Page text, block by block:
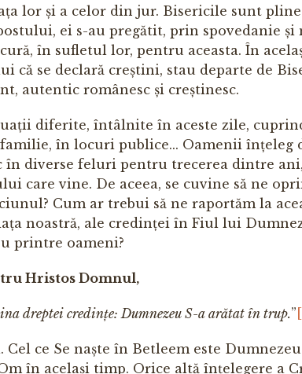
lor și a celor din jur. Bisericile sunt
ei s-au pregătit, prin spo­ve­danie
în sufletul lor, pentru aceasta. În
că se de­clară creștini, stau departe de
autentic românesc și creștinesc.
diferite, întâlnite în aceste zile,
în locuri publice... Oamenii înțeleg
în diverse feluri pentru trecerea dintre
care vine. De aceea, se cuvine să ne
Cum ar trebui să ne raportăm la
noastră, ale cre­dinței în Fiul lui
printre oameni?
Hristos Domnul,
dreptei credințe: Dum­nezeu S-a arătat în trup.”
Cel ce Se naște în Betleem este
în același timp. Orice altă înțelegere a